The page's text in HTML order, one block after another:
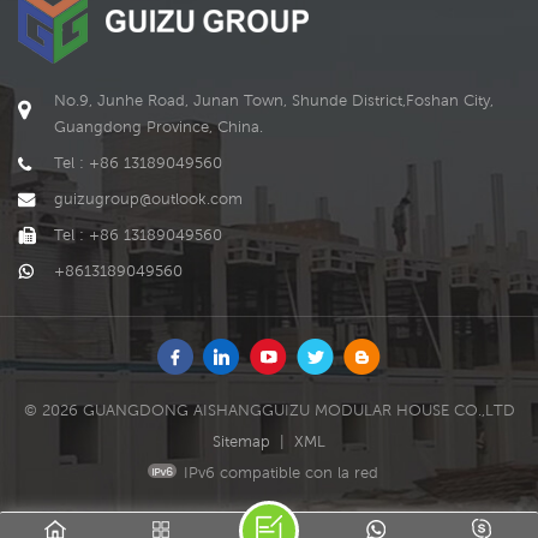
cliente f.
No.9, Junhe Road, Junan Town, Shunde District,Foshan City,
Guangdong Province, China.
Tel : +86 13189049560
guizugroup@outlook.com
Tel : +86 13189049560
+8613189049560
© 2026 GUANGDONG AISHANGGUIZU MODULAR HOUSE CO.,LTD
Sitemap
XML
IPv6 compatible con la red